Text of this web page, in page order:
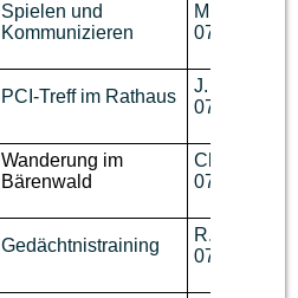
Spielen und
Kommunizieren
M. Disch,
07644 / 92
PCI-Treff im Rathaus
J.
07644 / 89
Wanderung im
Bärenwald
Ch. Benzin,
07644 /
Gedächtnistraining
R. Wüst,Tel.
07644 / 910